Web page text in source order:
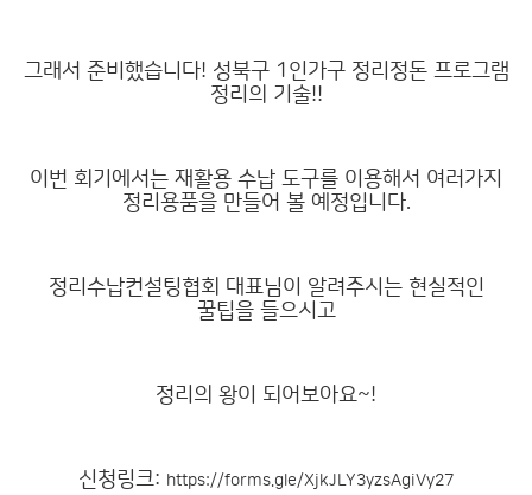
그래서 준비했습니다! 성북구 1인가구 정리정돈 프로그램
정리의 기술!!
이번 회기에서는 재활용 수납 도구를 이용해서 여러가지
정리용품을 만들어 볼 예정입니다.
정리수납컨설팅협회 대표님이 알려주시는 현실적인
꿀팁을 들으시고
정리의 왕이 되어보아요~!
신청링크: https://forms.gle/XjkJLY3yzsAgiVy27